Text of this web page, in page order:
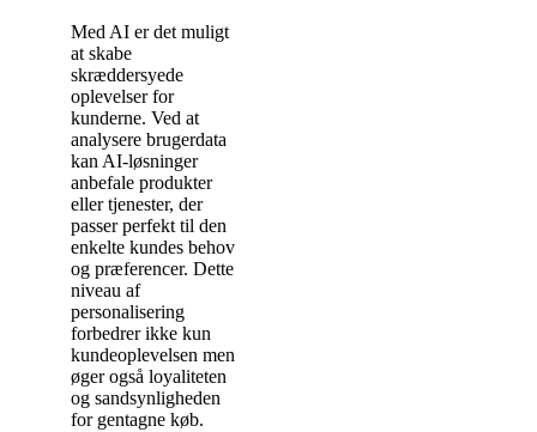
Med AI er det muligt
at skabe
skræddersyede
oplevelser for
kunderne. Ved at
analysere brugerdata
kan AI-løsninger
anbefale produkter
eller tjenester, der
passer perfekt til den
enkelte kundes behov
og præferencer. Dette
niveau af
personalisering
forbedrer ikke kun
kundeoplevelsen men
øger også loyaliteten
og sandsynligheden
for gentagne køb.